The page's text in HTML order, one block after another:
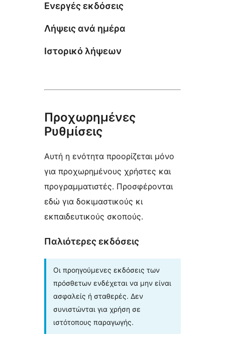
Ενεργές εκδόσεις
Λήψεις ανά ημέρα
Ιστορικό λήψεων
Προχωρημένες
Ρυθμίσεις
Αυτή η ενότητα προορίζεται μόνο
για προχωρημένους χρήστες και
προγραμματιστές. Προσφέρονται
εδώ για δοκιμαστικούς κι
εκπαιδευτικούς σκοπούς.
Παλιότερες εκδόσεις
Οι προηγούμενες εκδόσεις των
πρόσθετων ενδέχεται να μην είναι
ασφαλείς ή σταθερές. Δεν
συνιστώνται για χρήση σε
ιστότοπους παραγωγής.